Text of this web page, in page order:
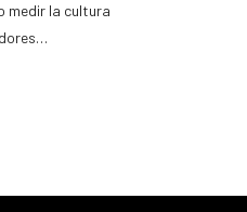
medir la cultura